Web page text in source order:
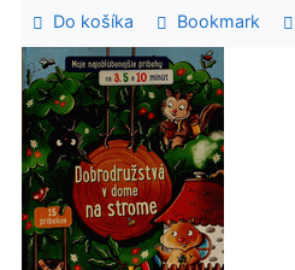
Do košíka Bookmark